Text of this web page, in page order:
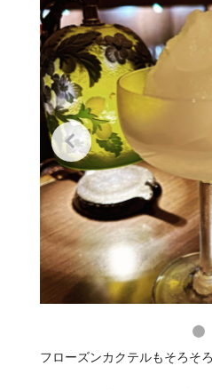
フローズンカクテルもそろそ